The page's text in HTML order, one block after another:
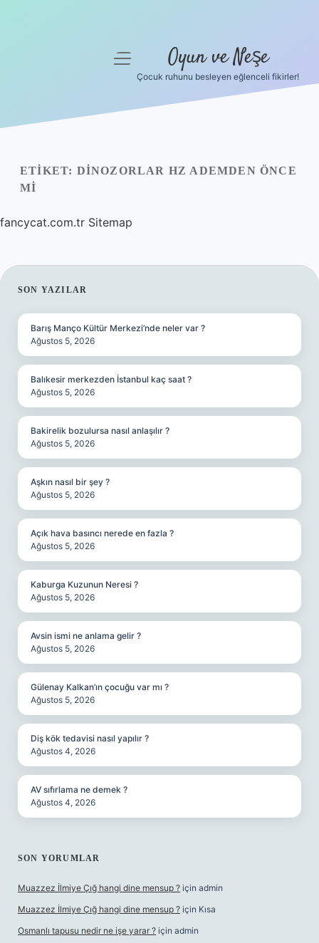
Yasal Uyarı
menüyü
Oyun ve Neşe
Çocuk ruhunu besleyen eğlenceli fikirler!
ETIKET: DINOZORLAR HZ ADEMDEN ÖNCE
MI
fancycat.com.tr Sitemap
SIDEBAR
SON YAZILAR
Barış Manço Kültür Merkezi’nde neler var ?
Ağustos 5, 2026
Balıkesir merkezden İstanbul kaç saat ?
Ağustos 5, 2026
Bakirelik bozulursa nasıl anlaşılır ?
Ağustos 5, 2026
Aşkın nasıl bir şey ?
Ağustos 5, 2026
Açık hava basıncı nerede en fazla ?
Ağustos 5, 2026
Kaburga Kuzunun Neresi ?
Ağustos 5, 2026
Avsin ismi ne anlama gelir ?
Ağustos 5, 2026
Gülenay Kalkan’ın çocuğu var mı ?
Ağustos 5, 2026
Diş kök tedavisi nasıl yapılır ?
Ağustos 4, 2026
AV sıfırlama ne demek ?
Ağustos 4, 2026
SON YORUMLAR
Muazzez İlmiye Çığ hangi dine mensup ? için admin
Muazzez İlmiye Çığ hangi dine mensup ? için Kısa
Osmanlı tapusu nedir ne işe yarar ? için admin